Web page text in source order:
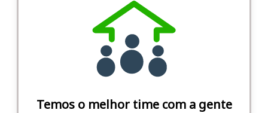
Temos o melhor time com a gente